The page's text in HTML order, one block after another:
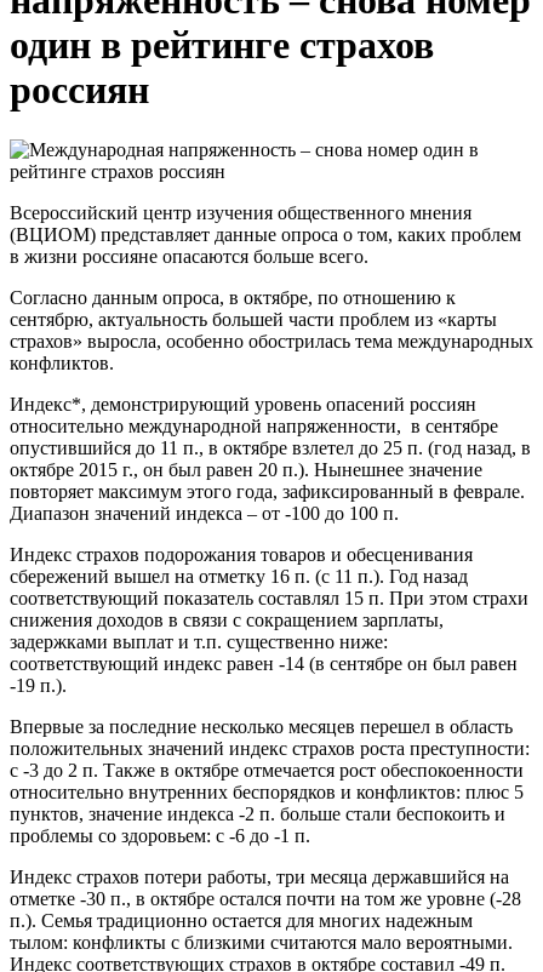
один в рейтинге страхов
россиян
Всероссийский центр изучения общественного мнения
(ВЦИОМ) представляет данные опроса о том, каких проблем
в жизни россияне опасаются больше всего.
Согласно данным опроса, в октябре, по отношению к
сентябрю, актуальность большей части проблем из «карты
страхов» выросла, особенно обострилась тема международных
конфликтов.
Индекс*, демонстрирующий уровень опасений россиян
относительно международной напряженности, в сентябре
опустившийся до 11 п., в октябре взлетел до 25 п. (год назад, в
октябре 2015 г., он был равен 20 п.). Нынешнее значение
повторяет максимум этого года, зафиксированный в феврале.
Диапазон значений индекса – от -100 до 100 п.
Индекс страхов подорожания товаров и обесценивания
сбережений вышел на отметку 16 п. (с 11 п.). Год назад
соответствующий показатель составлял 15 п. При этом страхи
снижения доходов в связи с сокращением зарплаты,
задержками выплат и т.п. существенно ниже:
соответствующий индекс равен -14 (в сентябре он был равен
-19 п.).
Впервые за последние несколько месяцев перешел в область
положительных значений индекс страхов роста преступности:
с -3 до 2 п. Также в октябре отмечается рост обеспокоенности
относительно внутренних беспорядков и конфликтов: плюс 5
пунктов, значение индекса -2 п. больше стали беспокоить и
проблемы со здоровьем: с -6 до -1 п.
Индекс страхов потери работы, три месяца державшийся на
отметке -30 п., в октябре остался почти на том же уровне (-28
п.). Семья традиционно остается для многих надежным
тылом: конфликты с близкими считаются мало вероятными.
Индекс соответствующих страхов в октябре составил -49 п.